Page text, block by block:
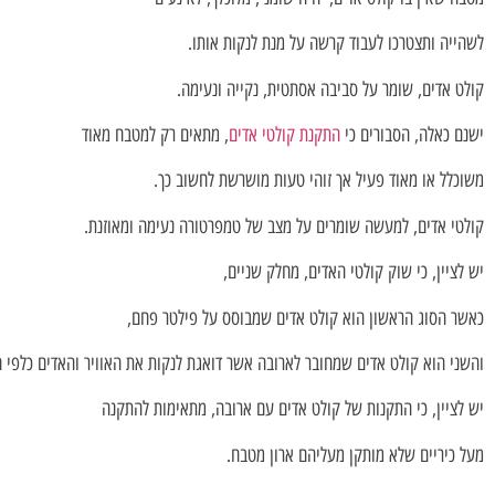
לשהייה ותצטרכו לעבוד קרשה על מנת לנקות אותו.
קולט אדים, שומר על סביבה אסתטית, נקייה ונעימה.
ישנם כאלה, הסבורים כי התקנת קולטי אדים, מתאים רק למטבח מאוד
משוכלל או מאוד פעיל אך זוהי טעות מושרשת לחשוב כך.
קולטי אדים, למעשה שומרים על מצב של טמפרטורה נעימה ומאוזנת.
יש לציין, כי שוק קולטי האדים, מחלק שניים,
כאשר הסוג הראשון הוא קולט אדים שמבוסס על פילטר פחם,
והשני הוא קולט אדים שמחובר לארובה אשר דואגת לנקות את האוויר והאדים כלפי
יש לציין, כי התקנות של קולט אדים עם ארובה, מתאימות להתקנה
מעל כיריים שלא מותקן מעליהם ארון מטבח.